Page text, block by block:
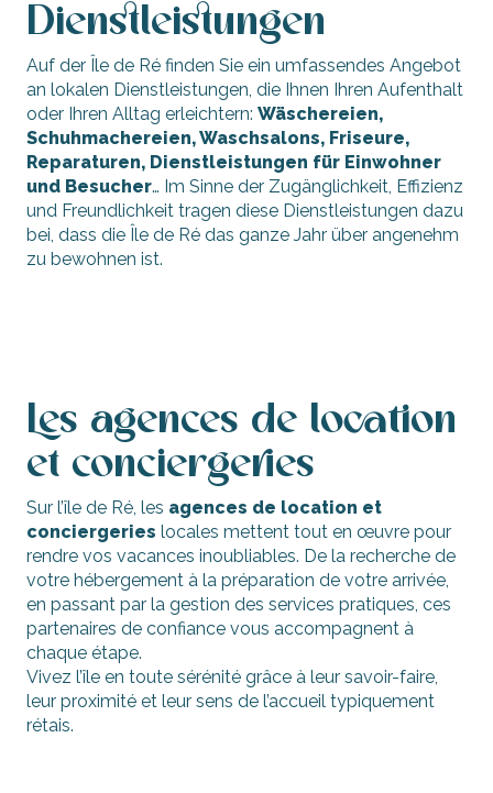
Dienstleistungen
Auf der Île de Ré finden Sie ein umfassendes Angebot
an lokalen Dienstleistungen, die Ihnen Ihren Aufenthalt
oder Ihren Alltag erleichtern: Wäschereien,
Schuhmachereien, Waschsalons, Friseure,
Reparaturen, Dienstleistungen für Einwohner
und Besucher… Im Sinne der Zugänglichkeit, Effizienz
und Freundlichkeit tragen diese Dienstleistungen dazu
bei, dass die Île de Ré das ganze Jahr über angenehm
zu bewohnen ist.
Les agences de location
et conciergeries
Sur l’île de Ré, les agences de location et
conciergeries locales mettent tout en œuvre pour
rendre vos vacances inoubliables. De la recherche de
votre hébergement à la préparation de votre arrivée,
en passant par la gestion des services pratiques, ces
partenaires de confiance vous accompagnent à
chaque étape.
Vivez l’île en toute sérénité grâce à leur savoir-faire,
leur proximité et leur sens de l’accueil typiquement
rétais.